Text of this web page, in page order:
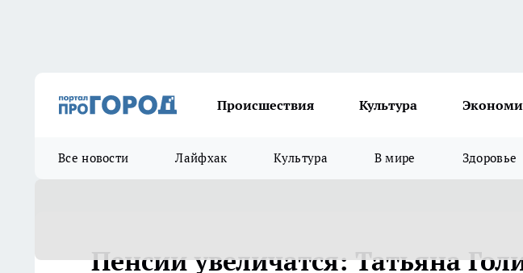
Происшествия Культура
Все новости Лайфхак Культура В мире Здоровье
Пенсии увеличатся: Татьяна